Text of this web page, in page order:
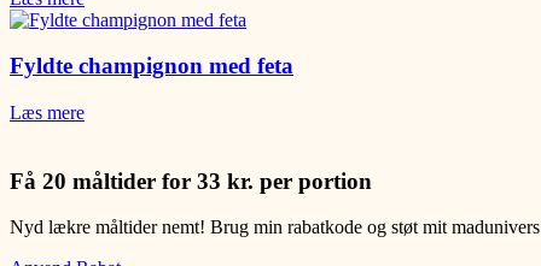
Fyldte champignon med feta
Læs mere
Få 20 måltider for 33 kr. per portion
Nyd lækre måltider nemt! Brug min rabatkode og støt mit